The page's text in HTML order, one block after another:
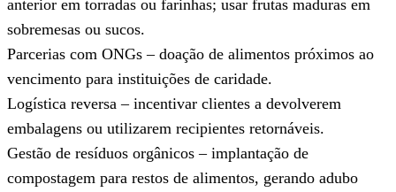
anterior em torradas ou farinhas; usar frutas maduras em
sobremesas ou sucos.
Parcerias com ONGs – doação de alimentos próximos ao
vencimento para instituições de caridade.
Logística reversa – incentivar clientes a devolverem
embalagens ou utilizarem recipientes retornáveis.
Gestão de resíduos orgânicos – implantação de
compostagem para restos de alimentos, gerando adubo